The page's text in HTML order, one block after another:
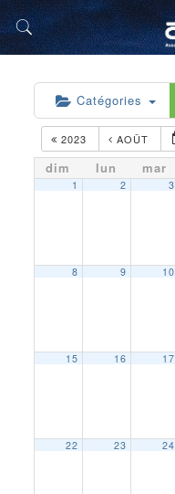
Catégories
2023 AOÛT
dim lun mar
1 2 3
8 9 10
15 16 17
22 23 24